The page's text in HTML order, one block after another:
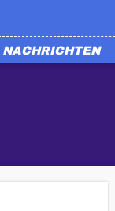
NACHRICHTEN